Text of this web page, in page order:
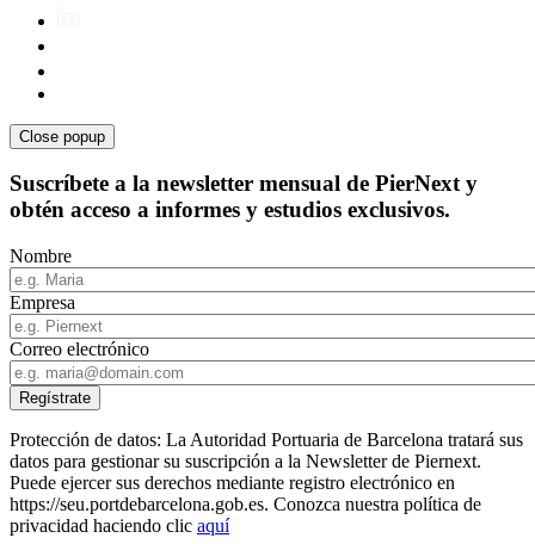
Close popup
Suscríbete a la newsletter mensual de PierNext y
obtén acceso a informes y estudios exclusivos.
Nombre
Empresa
Correo electrónico
Protección de datos: La Autoridad Portuaria de Barcelona tratará sus
datos para gestionar su suscripción a la Newsletter de Piernext.
Puede ejercer sus derechos mediante registro electrónico en
https://seu.portdebarcelona.gob.es. Conozca nuestra política de
privacidad haciendo clic aquí